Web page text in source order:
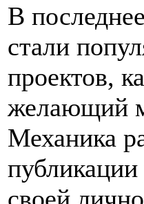
В
стали
проектов,
желающий
Механика